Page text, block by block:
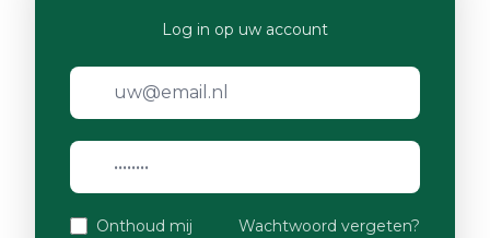
Log in op uw account
Onthoud mij Wachtwoord vergeten?